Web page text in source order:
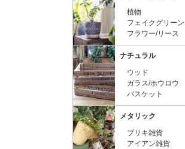
植物
フェイクグリーン
フラワー/リース
ナチュラル
ウッド
ガラス/ホウロウ
バスケット
メタリック
ブリキ雑貨
アイアン雑貨